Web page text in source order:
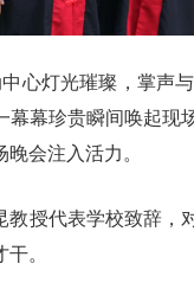
心灯光璀璨，掌声
幕珍贵瞬间唤起现
会注入活力。
教授代表学校致辞
。